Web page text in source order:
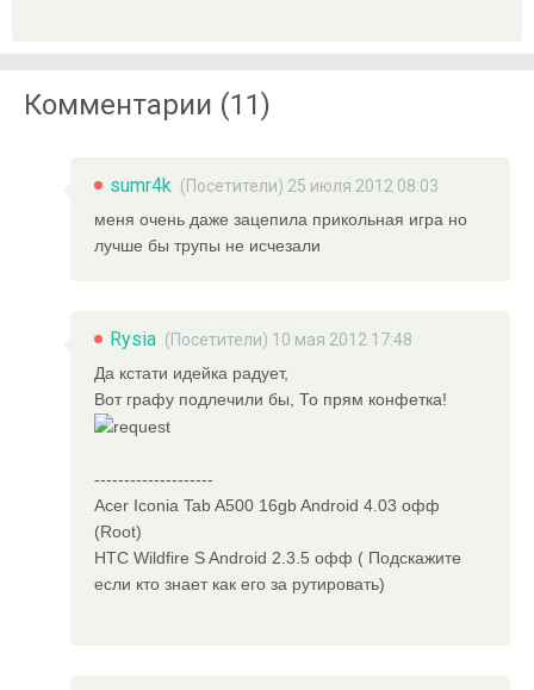
Комментарии (11)
sumr4k (Посетители) 25 июля 2012 08:03
меня очень даже зацепила прикольная игра но
лучше бы трупы не исчезали
Rysia (Посетители) 10 мая 2012 17:48
Да кстати идейка радует,
Вот графу подлечили бы, То прям конфетка!
--------------------
Acer Iconia Tab A500 16gb Android 4.03 офф
(Root)
HTC Wildfire S Android 2.3.5 офф ( Подскажите
если кто знает как его за рутировать)